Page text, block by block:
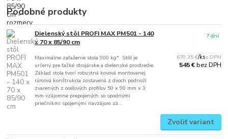
Podobné produkty
Dielenský stôl PROFI MAX PM501 - 140
x 70 x 85/90 cm
Maximálne zaťaženie stola 900 kg*. Stôl je
určený pre ťažké strojárske a dielenské prostredie.
Základ stola tvorí robustná kovová montovanej
rámová konštrukcia zostavená z dvoch podnoží
zvarených z oceľových profilov 50 x 90 mm x 3
mm vzájomne prepojených so spodnými
priečnikmi spojenými navzájom zá...
670,35 €/ks
545 €bez DPH
7 dní
Zvoliť variant